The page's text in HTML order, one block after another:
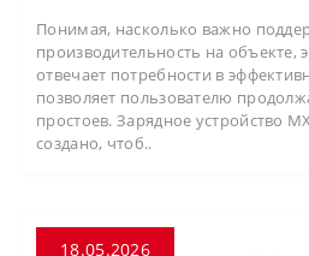
Понимая, насколько важно
производительность на объекте,
отвечает потребности в
позволяет пользователю
простоев. Зарядное устройство
создано, чтоб..
18.05.2026